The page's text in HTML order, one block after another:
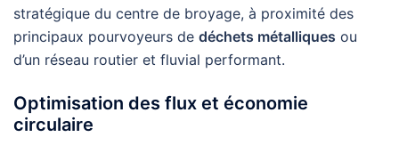
stratégique du centre de broyage, à proximité des
principaux pourvoyeurs de déchets métalliques ou
d’un réseau routier et fluvial performant.
Optimisation des flux et économie
circulaire